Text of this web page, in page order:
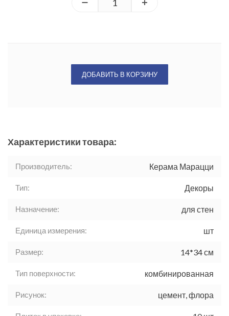
ДОБАВИТЬ В КОРЗИНУ
Характеристики товара:
Производитель: Керама Марацци
Тип: Декоры
Назначение: для стен
Единица измерения: шт
Размер: 14*34 см
Тип поверхности: комбинированная
Рисунок: цемент, флора